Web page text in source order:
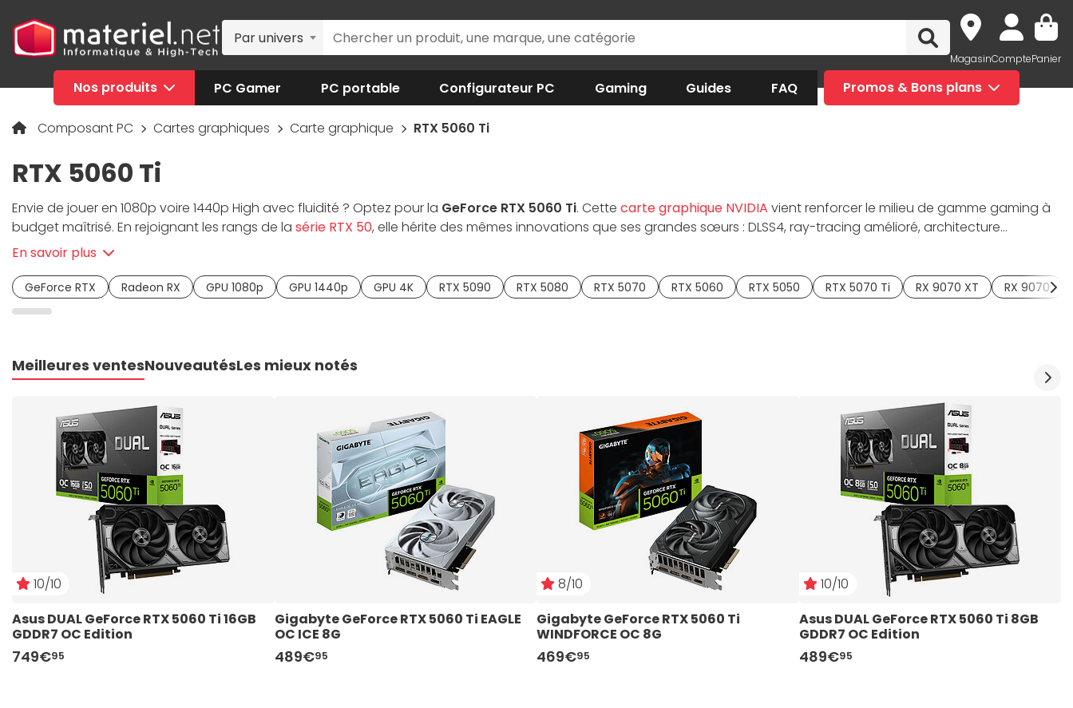
Par univers
MagasinComptePanier
Nos produits PC Gamer PC portable Configurateur PC Gaming Guides FAQ Promos & Bons plans
Composant PC Cartes graphiques Carte graphique RTX 5060 Ti
RTX 5060 Ti
Envie de jouer en 1080p voire 1440p High avec fluidité ? Optez pour la GeForce RTX 5060 Ti. Cette carte graphique NVIDIA vient renforcer le milieu de gamme gaming à
budget maîtrisé. En rejoignant les rangs de la série RTX 50, elle hérite des mêmes innovations que ses grandes sœurs : DLSS4, ray-tracing amélioré, architecture
Blackwell… Tout est présent pour vous offrir une réactivité et une immersion en jeu à toute épreuve. Déclinée en deux modèles de VRAM, 8 et 16 Go GDDR7, la
est une alliée de choix pour intégrer votre
sérénité, Materiel.net vous propose des marques premium comme MSI, ASUS ou encore Gigabyte.
En savoir plus
GeForce RTX Radeon RX GPU 1080p GPU 1440p GPU 4K RTX 5090 RTX 5080 RTX 5070 RTX 5060 RTX 5050 RTX 5070 Ti RX 9070 XT RX 9070
Meilleures ventesNouveautésLes mieux notés
10/10
Asus DUAL GeForce RTX 5060 Ti 16GB
GDDR7 OC Edition
749€95
Gigabyte GeForce RTX 5060 Ti EAGLE
OC ICE 8G
489€95
8/10
Gigabyte GeForce RTX 5060 Ti
WINDFORCE OC 8G
469€95
10/10
Asus DUAL GeForce RTX 5060 Ti 8GB
GDDR7 OC Edition
489€95